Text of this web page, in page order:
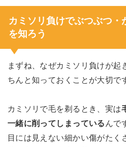
カミソリ負けでぶつぶつ・
を知ろう
まずね、なぜカミソリ負けが起
ちんと知っておくことが大切で
カミソリで毛を剃るとき、実は
一緒に削ってしまっている んで
目には見えない細かい傷がたく